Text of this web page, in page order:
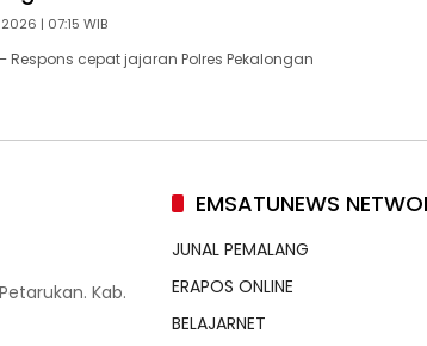
| 07:15 WIB
– Respons cepat jajaran Polres Pekalongan
Kab.
EMSATUNEWS
JUNAL PEMALANG
ERAPOS ONLINE
BELAJARNET